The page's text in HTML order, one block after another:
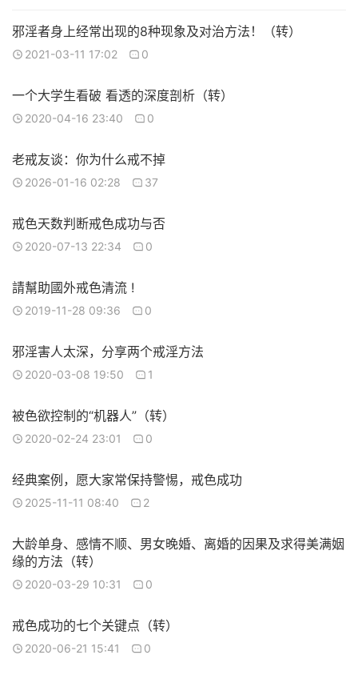
邪淫者身上经常出现的8种现象及对治方法！（转）
2021-03-11 17:02 0
一个大学生看破 看透的深度剖析（转）
2020-04-16 23:40 0
老戒友谈：你为什么戒不掉
2026-01-16 02:28 37
戒色天数判断戒色成功与否
2020-07-13 22:34 0
請幫助國外戒色清流 !
2019-11-28 09:36 0
邪淫害人太深，分享两个戒淫方法
2020-03-08 19:50 1
被色欲控制的“机器人”（转）
2020-02-24 23:01 0
经典案例，愿大家常保持警惕，戒色成功
2025-11-11 08:40 2
大龄单身、感情不顺、男女晚婚、离婚的因果及求得美满姻
缘的方法（转）
2020-03-29 10:31 0
戒色成功的七个关键点（转）
2020-06-21 15:41 0